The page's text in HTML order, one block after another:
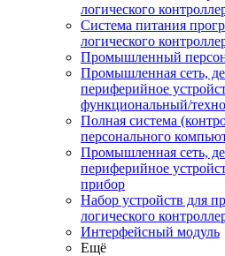
логического
Система питания
логического
Промышленный
Промышленная сеть,
периферийное
функциональный/
Полная система
персонального
Промышленная сеть,
периферийное
прибор
Набор устройств для
логического
Интерфейсный модуль
Ещё